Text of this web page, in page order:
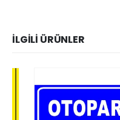
İLGILI ÜRÜNLER